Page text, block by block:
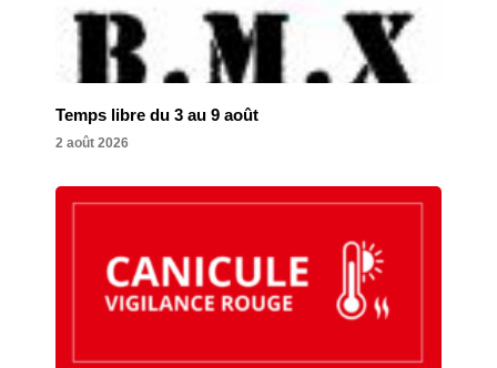
Temps libre du 3 au 9 août
2 août 2026